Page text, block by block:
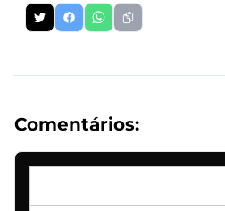
Comentários: